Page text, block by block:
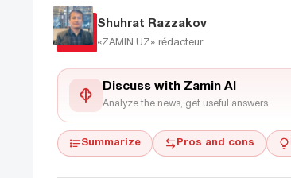
Shuhrat Razzakov
«ZAMIN.UZ» rédacteur
Discuss with Zamin AI
Analyze the news, get useful answers
Summarize Pros and cons